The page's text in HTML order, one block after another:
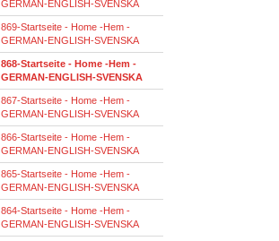
GERMAN-ENGLISH-SVENSKA
869-Startseite - Home -Hem -
GERMAN-ENGLISH-SVENSKA
868-Startseite - Home -Hem -
GERMAN-ENGLISH-SVENSKA
867-Startseite - Home -Hem -
GERMAN-ENGLISH-SVENSKA
866-Startseite - Home -Hem -
GERMAN-ENGLISH-SVENSKA
865-Startseite - Home -Hem -
GERMAN-ENGLISH-SVENSKA
864-Startseite - Home -Hem -
GERMAN-ENGLISH-SVENSKA